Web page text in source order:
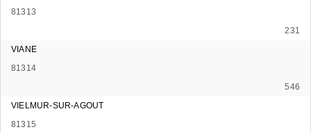
81313
231
VIANE
81314
546
VIELMUR-SUR-AGOUT
81315